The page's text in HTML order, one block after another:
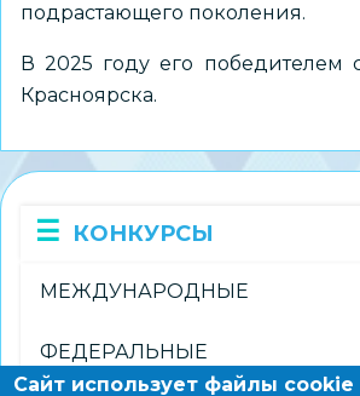
подрастающего поколения.
В 2025 году его победителем
Красноярска.
КОНКУРСЫ
МЕЖДУНАРОДНЫЕ
ФЕДЕРАЛЬНЫЕ
Сайт использует файлы cookie